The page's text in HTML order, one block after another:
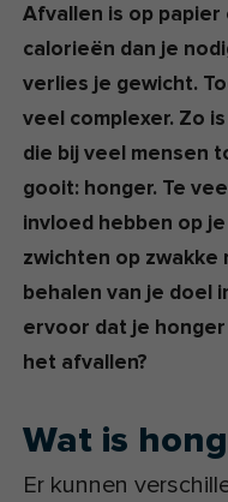
Afvallen is op
calorieën dan je
verlies je gewicht.
veel complexer. Zo
die bij veel mensen
gooit: honger. Te
invloed hebben op
zwichten op zwakke
behalen van je doel
ervoor dat je
het afvallen?
Wat is
Er kunnen